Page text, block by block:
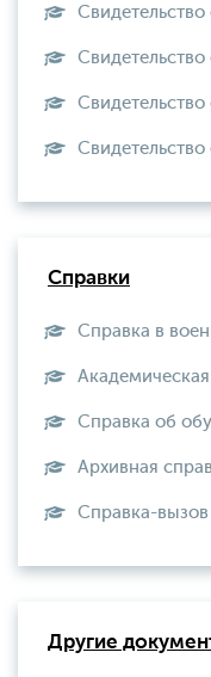
Свидетельство
Свидетельство
Свидетельство
Справки
Справка в
Справка об
Архивная
Справка-
Другие